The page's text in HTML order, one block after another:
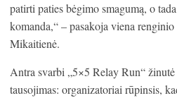
patirti paties bėgimo smagumą, o
komanda,“ – pasakoja viena
Mikaitienė.
Antra svarbi „5×5 Relay Run“
tausojimas: organizatoriai rūpinsis,